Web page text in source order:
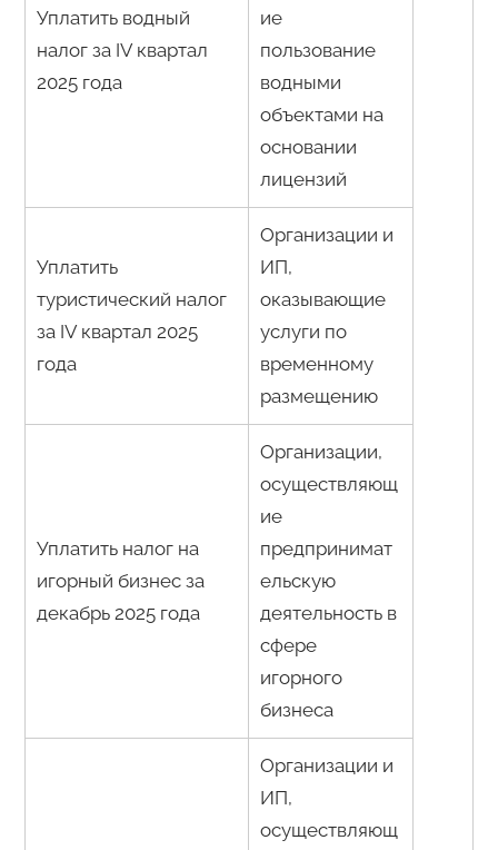
Уплатить водный
налог за IV квартал
2025 года
ие
пользование
водными
объектами на
основании
лицензий
Уплатить
туристический налог
за IV квартал 2025
года
Организации и
ИП,
оказывающие
услуги по
временному
размещению
Уплатить налог на
игорный бизнес за
декабрь 2025 года
Организации,
осуществляющ
ие
предпринимат
ельскую
деятельность в
сфере
игорного
бизнеса
Организации и
ИП,
осуществляющ